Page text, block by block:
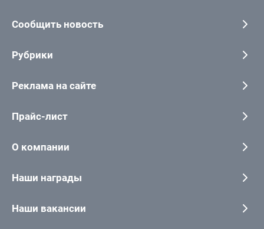
Сообщить новость
Рубрики
Реклама на сайте
Прайс-лист
О компании
Наши награды
Наши вакансии